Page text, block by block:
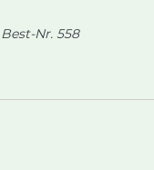
Best-Nr. 558